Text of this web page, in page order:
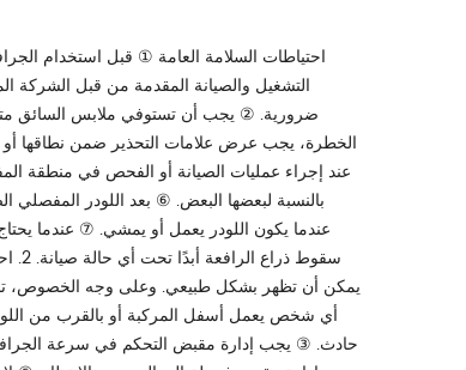
1. احتياطات السلامة العامة ① قبل استخدام
التشغيل والصيانة المقدمة من قبل الشركة
ضرورية. ② يجب أن تستوفي ملابس السائق
الخطرة، يجب عرض علامات التحذير ضمن نطاقها أو
عند إجراء عمليات الصيانة أو الفحص في منطقة
بالنسبة لبعضها البعض. ⑥ بعد اللودر المفصلي
عندما يكون اللودر يعمل أو يمشي. ⑦ عندما
يمكن أن تظهر بشكل طبيعي. وعلى وجه الخصوص،
أي شخص يعمل أسفل المركبة أو بالقرب من
حادث. ③ يجب إدارة مقبض التحكم في سرعة الجرافة